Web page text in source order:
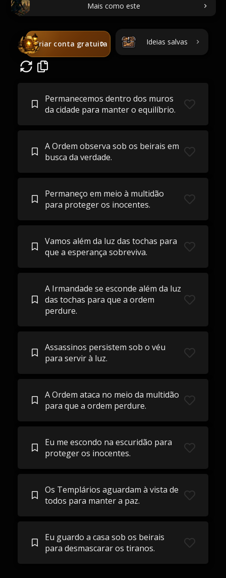
Mais como este
Criar conta gratuita Ideias salvas
Permanecemos dentro dos muros
da cidade para manter o equilíbrio.
A Ordem observa sob os beirais em
busca da verdade.
Permaneço em meio à multidão
para proteger os inocentes.
Vamos além da luz das tochas para
que a esperança sobreviva.
A Irmandade se esconde além da luz
das tochas para que a ordem
perdure.
Assassinos persistem sob o véu
para servir à luz.
A Ordem ataca no meio da multidão
para que a ordem perdure.
Eu me escondo na escuridão para
proteger os inocentes.
Os Templários aguardam à vista de
todos para manter a paz.
Eu guardo a casa sob os beirais
para desmascarar os tiranos.